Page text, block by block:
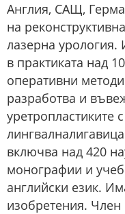
Англия, САЩ,
на
лазерна
в практиката над
оперативни
разработва и
уретропластиките
включва над 420
монографии и
английски език.
изобретения.